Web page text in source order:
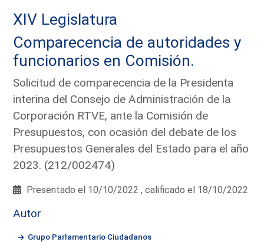
XIV Legislatura
Comparecencia de autoridades y
funcionarios en Comisión.
Solicitud de comparecencia de la Presidenta
interina del Consejo de Administración de la
Corporación RTVE, ante la Comisión de
Presupuestos, con ocasión del debate de los
Presupuestos Generales del Estado para el año
2023. (212/002474)
Presentado el 10/10/2022 , calificado el 18/10/2022
Autor
Grupo Parlamentario Ciudadanos